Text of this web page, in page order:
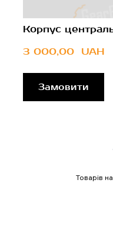
Корпус
3 000,00  UAH
Замовити
Товарів